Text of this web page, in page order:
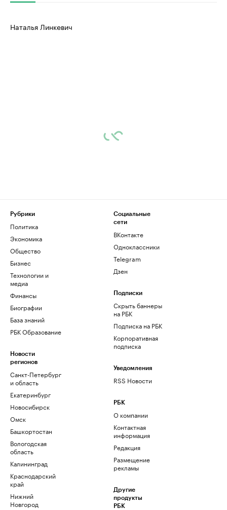
Наталья Линкевич
Рубрики
Политика
Экономика
Общество
Бизнес
Технологии и
медиа
Финансы
Биографии
База знаний
РБК Образование
Новости
регионов
Санкт-Петербург
и область
Екатеринбург
Новосибирск
Омск
Башкортостан
Вологодская
область
Калининград
Краснодарский
край
Нижний
Новгород
Социальные
сети
ВКонтакте
Одноклассники
Telegram
Дзен
Подписки
Скрыть баннеры
на РБК
Подписка на РБК
Корпоративная
подписка
Уведомления
RSS Новости
РБК
О компании
Контактная
информация
Редакция
Размещение
рекламы
Другие
продукты
РБК